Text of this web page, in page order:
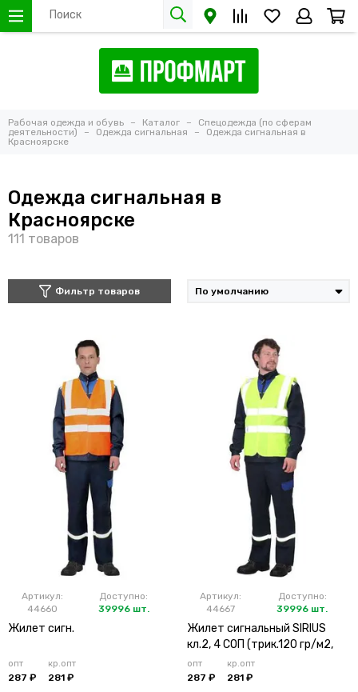
Рабочая одежда и обувь Каталог
Спецодежда (по сферам
деятельности)
Одежда сигнальная
Одежда сигнальная в
Красноярске
Одежда сигнальная в
Красноярске
Фильтр товаров
Артикул:
44660
Доступно:
39996 шт.
Жилет сигн.
опт
287 ₽
кр.опт
281 ₽
Артикул:
44667
Доступно:
39996 шт.
Жилет сигнальный SIRIUS
кл.2, 4 СОП (трик.120 гр/м2,
карманы) лимонный
опт
287 ₽
кр.опт
281 ₽